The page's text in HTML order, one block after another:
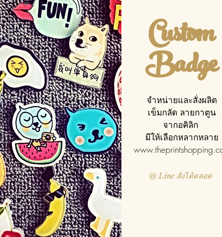
Custom
Badge
จำหน่ายและสั่งผลิต
เข็มกลัด ลายกาตูน
จากอคิลิก
มีให้เลือกหลากหลาย
@ Line สั่งได้ตลอด